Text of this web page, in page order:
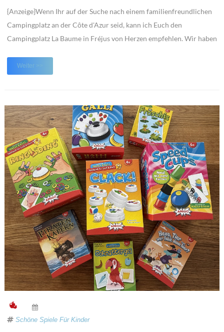
{Anzeige}Wenn Ihr auf der Suche nach einem familienfreundlichen
Campingplatz an der Côte d'Azur seid, kann ich Euch den
Campingplatz La Baume in Fréjus von Herzen empfehlen. Wir haben
Eurocamp verbracht und waren vom ersten Moment an
Weiter >>
Schöne Spiele Für Kinder